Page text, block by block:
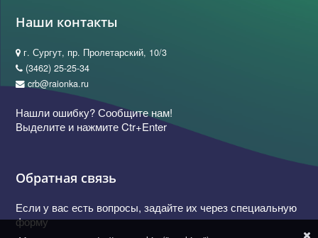
Наши контакты
г. Сургут, пр. Пролетарский, 10/3
(3462) 25-25-34
crb@raionka.ru
Нашли ошибку? Сообщите нам!
Выделите и нажмите Ctr+Enter
Обратная связь
Если у вас есть вопросы, задайте их через специальную
форму